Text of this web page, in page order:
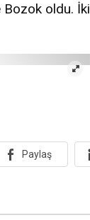
oldu. İki
Paylaş